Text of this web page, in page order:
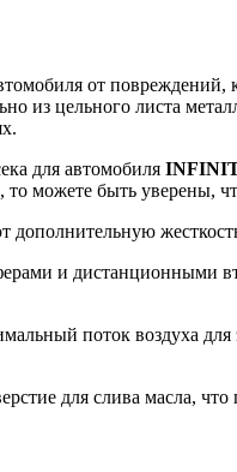
от повреждений,
из цельного листа
для автомобиля
то можете быть уверены,
и дистанционными
поток воздуха для
для слива масла,